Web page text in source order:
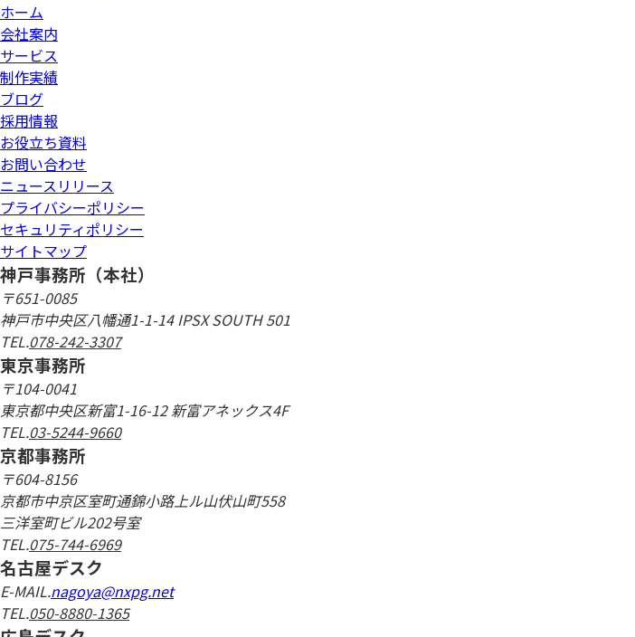
ホーム
会社案内
サービス
制作実績
ブログ
採用情報
お役立ち資料
お問い合わせ
ニュースリリース
プライバシーポリシー
セキュリティポリシー
サイトマップ
神戸事務所（本社）
〒651-0085
神戸市中央区八幡通1-1-14 IPSX SOUTH 501
TEL.078-242-3307
東京事務所
〒104-0041
東京都中央区新富1-16-12 新富アネックス4F
TEL.03-5244-9660
京都事務所
〒604-8156
京都市中京区室町通錦小路上ル山伏山町558
三洋室町ビル202号室
TEL.075-744-6969
名古屋デスク
E-MAIL.nagoya@nxpg.net
TEL.050-8880-1365